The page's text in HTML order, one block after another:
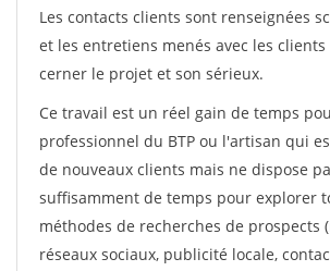
Les contacts clients sont renseignées
et les entretiens menés avec les
cerner le projet et son sérieux.
Ce travail est un réel gain de temps
professionnel du BTP ou l'artisan qui
de nouveaux clients mais ne dispose
suffisamment de temps pour explorer
méthodes de recherches de prospects
réseaux sociaux, publicité locale,